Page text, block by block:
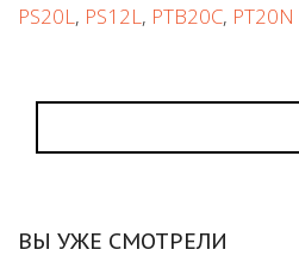
PS20L , PS12L , PTB20C, PT20N
ВЫ УЖЕ СМОТРЕЛИ